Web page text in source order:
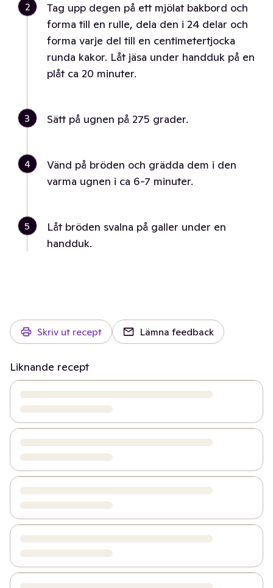
2
Tag upp degen på ett mjölat bakbord och
forma till en rulle, dela den i 24 delar och
forma varje del till en centimetertjocka
runda kakor. Låt jäsa under handduk på en
plåt ca 20 minuter.
3 Sätt på ugnen på 275 grader.
4
Vänd på bröden och grädda dem i den
varma ugnen i ca 6-7 minuter.
5
Låt bröden svalna på galler under en
handduk.
Skriv ut recept Lämna feedback
Liknande recept